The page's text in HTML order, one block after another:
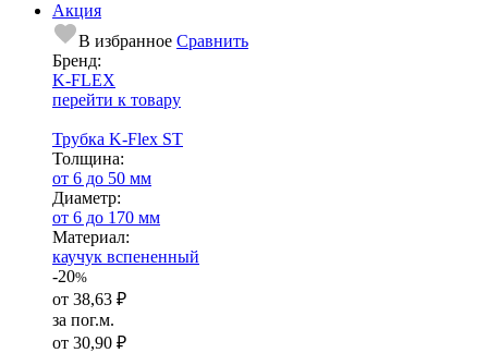
Акция
В избранное Сравнить
Бренд:
K-FLEX
перейти к товару
Трубка K-Flex ST
Тол­щи­на:
от 6 до 50 мм
Диаметр:
от 6 до 170 мм
Ма­­те­­ри­­ал:
каучук вспененный
-20%
от 38,63 ₽
за пог.м.
от 30,90 ₽